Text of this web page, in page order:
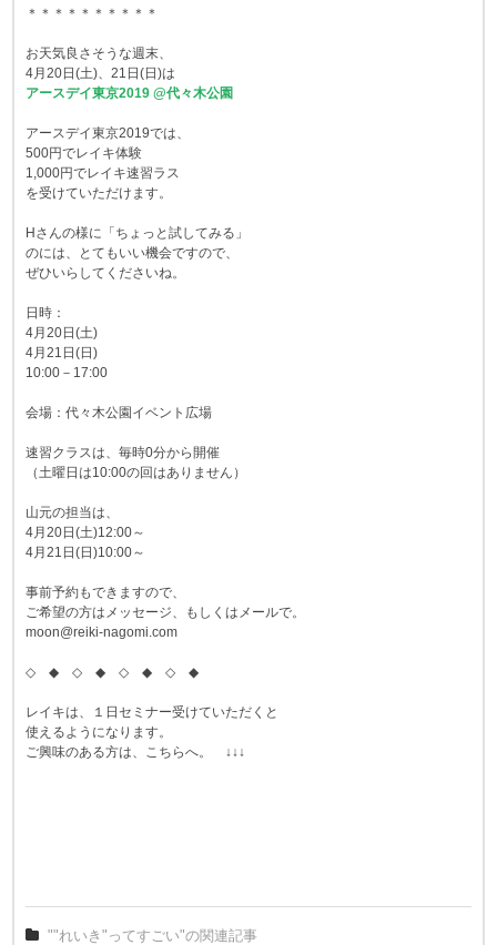
＊＊＊＊＊＊＊＊＊＊
お天気良さそうな週末、
4月20日(土)、21日(日)は
アースデイ東京2019 @代々木公園
アースデイ東京2019では、
500円でレイキ体験
1,000円でレイキ速習ラス
を受けていただけます。
Hさんの様に「ちょっと試してみる」
のには、とてもいい機会ですので、
ぜひいらしてくださいね。
日時：
4月20日(土)
4月21日(日)
10:00－17:00
会場：代々木公園イベント広場
速習クラスは、毎時0分から開催
（土曜日は10:00の回はありません）
山元の担当は、
4月20日(土)12:00～
4月21日(日)10:00～
事前予約もできますので、
ご希望の方はメッセージ、もしくはメールで。
moon@reiki-nagomi.com
◇ ◆ ◇ ◆ ◇ ◆ ◇ ◆
レイキは、１日セミナー受けていただくと
使えるようになります。
ご興味のある方は、こちらへ。 ↓↓↓
""れいき"ってすごい"の関連記事